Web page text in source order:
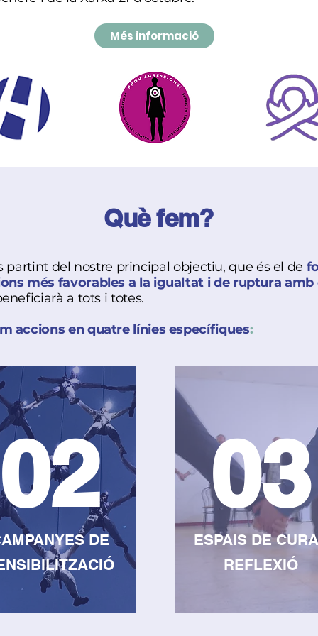
Més informació
Què fem?
del nostre principal objectiu, que és el de
més favorables a la igualtat i de ruptura
a tots i totes.
accions en quatre línies específiques:
02
DE
03
ESPAIS DE C
REFLEXIÓ